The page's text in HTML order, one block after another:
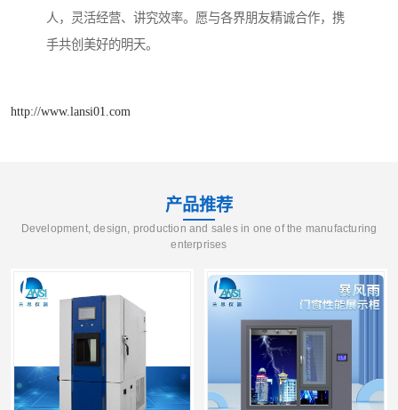
人，灵活经营、讲究效率。愿与各界朋友精诚合作，携
手共创美好的明天。
http://www.lansi01.com
产品推荐
Development, design, production and sales in one of the manufacturing
enterprises